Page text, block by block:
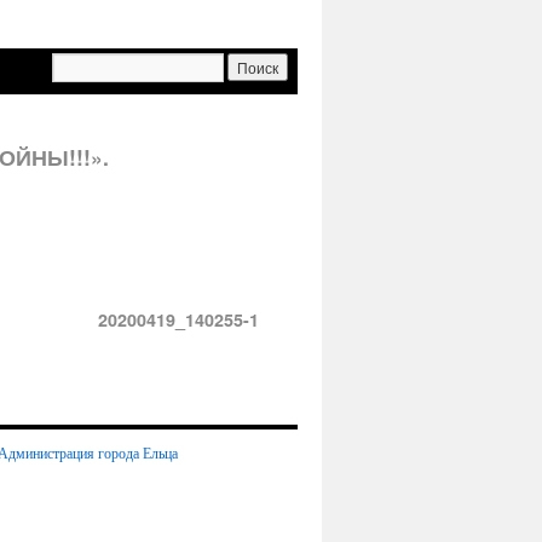
20200419_140255-1